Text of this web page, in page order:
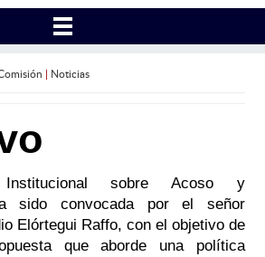
| Noticias
sobre Acoso y
sido convocada por el señor
Elórtegui Raffo, con el objetivo de
que aborde una política